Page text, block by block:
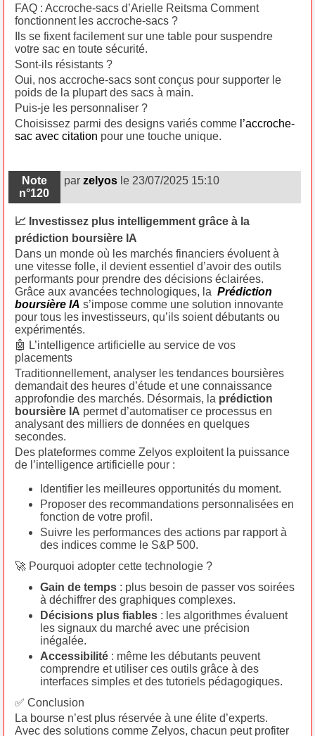
FAQ : Accroche-sacs d’Arielle Reitsma Comment
fonctionnent les accroche-sacs ?
Ils se fixent facilement sur une table pour suspendre
votre sac en toute sécurité.
Sont-ils résistants ?
Oui, nos accroche-sacs sont conçus pour supporter le
poids de la plupart des sacs à main.
Puis-je les personnaliser ?
Choisissez parmi des designs variés comme l’accroche-
sac avec citation pour une touche unique.
Note
n°120
par zelyos le 23/07/2025 15:10
📈 Investissez plus intelligemment grâce à la
prédiction boursière IA
Dans un monde où les marchés financiers évoluent à
une vitesse folle, il devient essentiel d’avoir des outils
performants pour prendre des décisions éclairées.
Grâce aux avancées technologiques, la Prédiction
boursière IA s’impose comme une solution innovante
pour tous les investisseurs, qu’ils soient débutants ou
expérimentés.
🤖 L’intelligence artificielle au service de vos
placements
Traditionnellement, analyser les tendances boursières
demandait des heures d’étude et une connaissance
approfondie des marchés. Désormais, la prédiction
boursière IA permet d’automatiser ce processus en
analysant des milliers de données en quelques
secondes.
Des plateformes comme Zelyos exploitent la puissance
de l’intelligence artificielle pour :
Identifier les meilleures opportunités du moment.
Proposer des recommandations personnalisées en
fonction de votre profil.
Suivre les performances des actions par rapport à
des indices comme le S&P 500.
🚀 Pourquoi adopter cette technologie ?
Gain de temps: plus besoin de passer vos soirées
à déchiffrer des graphiques complexes.
Décisions plus fiables: les algorithmes évaluent
les signaux du marché avec une précision
inégalée.
Accessibilité: même les débutants peuvent
comprendre et utiliser ces outils grâce à des
interfaces simples et des tutoriels pédagogiques.
✅ Conclusion
La bourse n’est plus réservée à une élite d’experts.
Avec des solutions comme Zelyos, chacun peut profiter